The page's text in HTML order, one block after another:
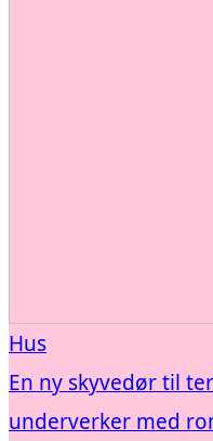
Hus
En ny skyvedør til
underverker med